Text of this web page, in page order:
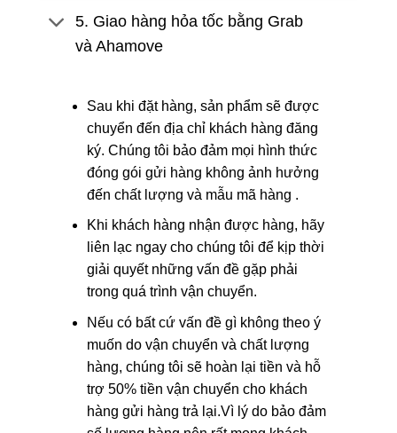
5. Giao hàng hỏa tốc bằng Grab
và Ahamove
Sau khi đặt hàng, sản phẩm sẽ được
chuyển đến địa chỉ khách hàng đăng
ký. Chúng tôi bảo đảm mọi hình thức
đóng gói gửi hàng không ảnh hưởng
đến chất lượng và mẫu mã hàng .
Khi khách hàng nhận được hàng, hãy
liên lạc ngay cho chúng tôi để kịp thời
giải quyết những vấn đề gặp phải
trong quá trình vận chuyển.
Nếu có bất cứ vấn đề gì không theo ý
muốn do vận chuyển và chất lượng
hàng, chúng tôi sẽ hoàn lại tiền và hỗ
trợ 50% tiền vận chuyển cho khách
hàng gửi hàng trả lại.Vì lý do bảo đảm